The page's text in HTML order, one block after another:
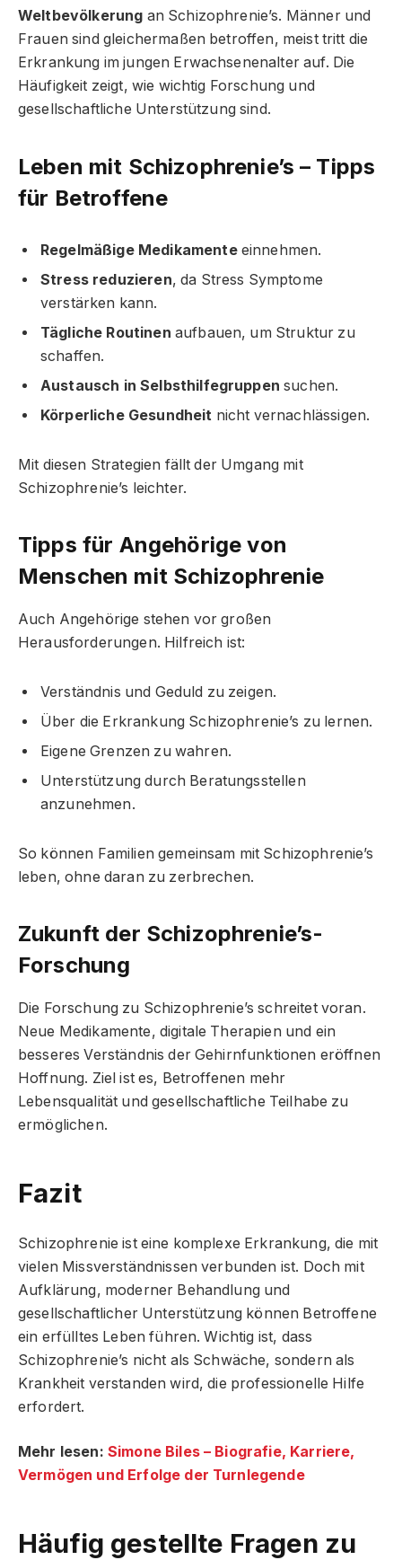
Weltbevölkerung an Schizophrenie’s. Männer und
Frauen sind gleichermaßen betroffen, meist tritt die
Erkrankung im jungen Erwachsenenalter auf. Die
Häufigkeit zeigt, wie wichtig Forschung und
gesellschaftliche Unterstützung sind.
Leben mit Schizophrenie’s – Tipps
für Betroffene
Regelmäßige Medikamenteeinnehmen.
Stress reduzieren, da Stress Symptome
verstärken kann.
Tägliche Routinen aufbauen, um Struktur zu
schaffen.
Austausch in Selbsthilfegruppen suchen.
Körperliche Gesundheit nicht vernachlässigen.
Mit diesen Strategien fällt der Umgang mit
Schizophrenie’s leichter.
Tipps für Angehörige von
Menschen mit Schizophrenie
Auch Angehörige stehen vor großen
Herausforderungen. Hilfreich ist:
Verständnis und Geduld zu zeigen.
Über die Erkrankung Schizophrenie’s zu lernen.
Eigene Grenzen zu wahren.
Unterstützung durch Beratungsstellen
anzunehmen.
So können Familien gemeinsam mit Schizophrenie’s
leben, ohne daran zu zerbrechen.
Zukunft der Schizophrenie’s-
Forschung
Die Forschung zu Schizophrenie’s schreitet voran.
Neue Medikamente, digitale Therapien und ein
besseres Verständnis der Gehirnfunktionen eröffnen
Hoffnung. Ziel ist es, Betroffenen mehr
Lebensqualität und gesellschaftliche Teilhabe zu
ermöglichen.
Fazit
Schizophrenie ist eine komplexe Erkrankung, die mit
vielen Missverständnissen verbunden ist. Doch mit
Aufklärung, moderner Behandlung und
gesellschaftlicher Unterstützung können Betroffene
ein erfülltes Leben führen. Wichtig ist, dass
Schizophrenie’s nicht als Schwäche, sondern als
Krankheit verstanden wird, die professionelle Hilfe
erfordert.
Mehr lesen: Simone Biles – Biografie, Karriere,
Vermögen und Erfolge der Turnlegende
Häufig gestellte Fragen zu